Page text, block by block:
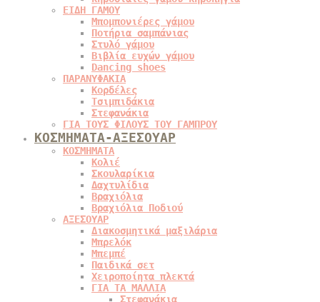
ΕΙΔΗ ΓΑΜΟΥ
Μπομπονιέρες γάμου
Ποτήρια σαμπάνιας
Στυλό γάμου
Βιβλία ευχών γάμου
Dancing shoes
ΠΑΡΑΝΥΦΑΚΙΑ
Κορδέλες
Τσιμπιδάκια
Στεφανάκια
ΓΙΑ ΤΟΥΣ ΦΙΛΟΥΣ ΤΟΥ ΓΑΜΠΡΟΥ
ΚΟΣΜΗΜΑΤΑ-ΑΞΕΣΟΥΑΡ
ΚΟΣΜΗΜΑΤΑ
Κολιέ
Σκουλαρίκια
Δαχτυλίδια
Βραχιόλια
Βραχιόλια Ποδιού
ΑΞΕΣΟΥΑΡ
Διακοσμητικά μαξιλάρια
Μπρελόκ
Μπεμπέ
Παιδικά σετ
Χειροποίητα πλεκτά
ΓΙΑ ΤΑ ΜΑΛΛΙΑ
Στεφανάκια